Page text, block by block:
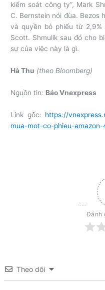
kiểm soát công ty”, Mark
C. Bernstein nói đùa. Bezos
và quyền bỏ phiếu từ
Scott. Shmulik sau đó cho
sự của việc này là gì.
Hà Thu (theo Bloomberg)
Nguồn tin: Báo Vnexpress
Link gốc: https://
mua-mot-co-phieu-amazon-
Đánh
Theo dõi